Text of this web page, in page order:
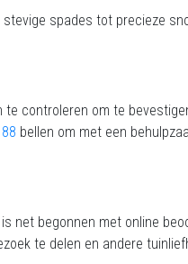
stevige spades tot precieze
te controleren om te
bellen om met een
net begonnen met online
te delen en andere